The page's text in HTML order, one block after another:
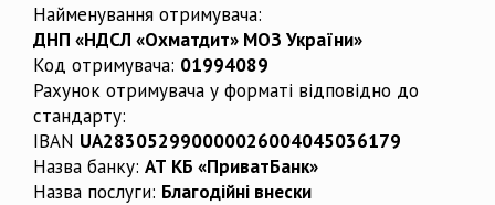
Найменування отримувача:
ДНП «НДСЛ «Охматдит» МОЗ України»
Код отримувача: 01994089
Рахунок отримувача у форматі відповідно до
стандарту:
IBAN UA283052990000026004045036179
Назва банку: АТ КБ «ПриватБанк»
Назва послуги: Благодійні внески